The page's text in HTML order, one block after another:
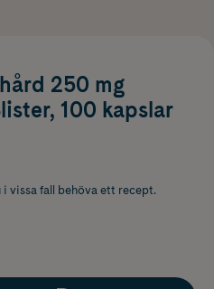
250 mg
100 kapslar
i vissa fall behöva ett recept.